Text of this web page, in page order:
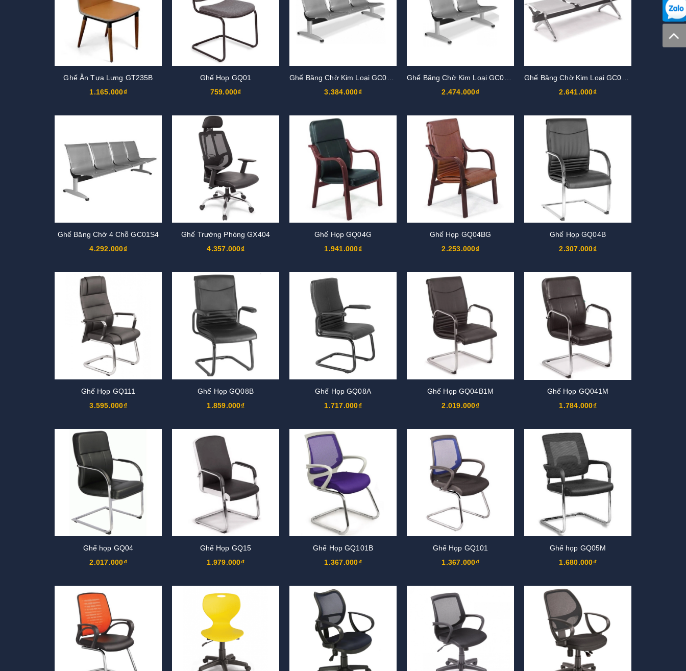
Ghế Ăn Tựa Lưng GT235B
1.165.000₫
Ghế Họp GQ01
759.000₫
Ghế Băng Chờ Kim Loại GC01S3
3.384.000₫
Ghế Băng Chờ Kim Loại GC01S2
2.474.000₫
Ghế Băng Chờ Kim Loại GC01KT3
2.641.000₫
Ghế Băng Chờ 4 Chỗ GC01S4
4.292.000₫
Ghế Trưởng Phòng GX404
4.357.000₫
Ghế Họp GQ04G
1.941.000₫
Ghế Họp GQ04BG
2.253.000₫
Ghế Họp GQ04B
2.307.000₫
Ghế Họp GQ111
3.595.000₫
Ghế Họp GQ08B
1.859.000₫
Ghế Họp GQ08A
1.717.000₫
Ghế Họp GQ04B1M
2.019.000₫
Ghế Họp GQ041M
1.784.000₫
Ghế họp GQ04
2.017.000₫
Ghế Họp GQ15
1.979.000₫
Ghế Họp GQ101B
1.367.000₫
Ghế Họp GQ101
1.367.000₫
Ghế họp GQ05M
1.680.000₫